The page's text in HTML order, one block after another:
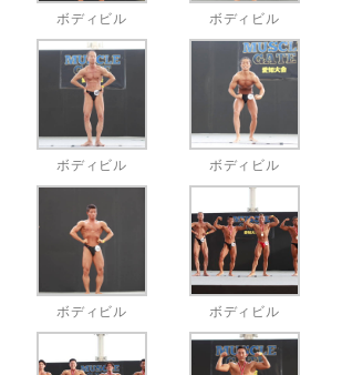
ボディビル ボディビル
ボディビル ボディビル
ボディビル ボディビル